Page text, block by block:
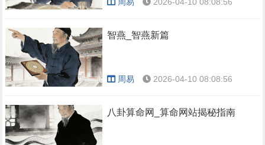
智燕_智燕新篇
周易 2026-04-10 08:08:56
八卦算命网_算命网站揭秘指南